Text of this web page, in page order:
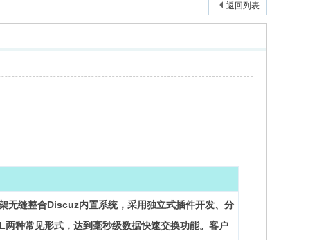
返回列表
无缝整合Discuz内置系统，采用独立式插件开发、分
种常见形式，达到毫秒级数据快速交换功能。客户